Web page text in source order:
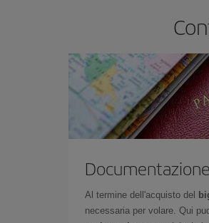
Al termine dell'acquisto del
necessaria per volare. Qui